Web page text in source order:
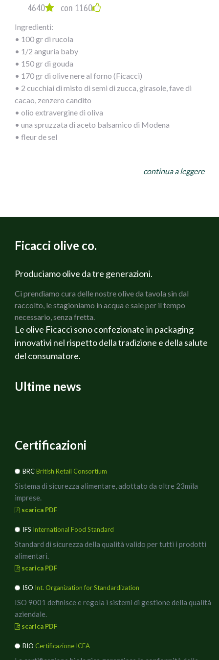
4640 con 1160
Ingredienti:
• 100 gr di rucola
• 1/2 anguria baby
• 150 gr di gouda
• 170 gr di olive nere al forno (Ficacci)
• 2 cucchiai di misto di semi di zucca, girasole, fave di
cacao, zenzero candito
• olio extravergine di oliva
• una spruzzata di aceto balsamico di Modena
• fleur de sel
Lava la rucola e stendila sul fondo del vassoio di portata.
continua a leggere
Ficacci olive co.
Produciamo olive da tre generazioni.
Ci prendiamo cura delle nostre olive da tavola sin dal
raccolto, le stagioniamo in acqua e sale per il tempo
necessario, senza fretta.
Le olive Ficacci sono confezionate in packaging
innovativi nel rispetto della tradizione e della salute
del consumatore.
Ultime news
Certificazioni
BRCBritish Retail Consortium
Sistema di sicurezza alimentare, adottato da oltre 23mila
imprese.
scarica PDF
IFS International Food Standard
Standard di sicurezza della qualità valido per tutti i prodotti
alimentari.
scarica PDF
ISO Int. Organization for Standardization
ISO 9001 definisce e regola i sistemi di gestione della qualità
aziendale.
scarica PDF
BIO Certificazione ICEA